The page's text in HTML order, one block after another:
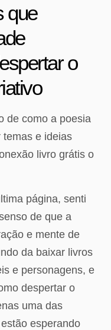
que
o
de como a poesia
temas e ideias
livro grátis o
página, senti
de que a
e mente de
da baixar livros
e personagens, e
despertar o
uma das
esperando